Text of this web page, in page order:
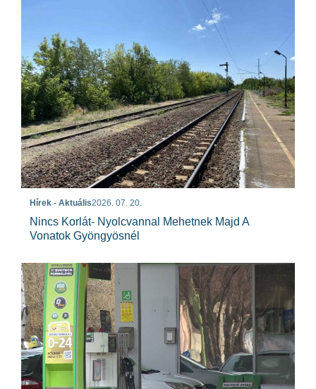
Hírek - Aktuális2026. 07. 20.
Nincs Korlát- Nyolcvannal Mehetnek Majd A
Vonatok Gyöngyösnél